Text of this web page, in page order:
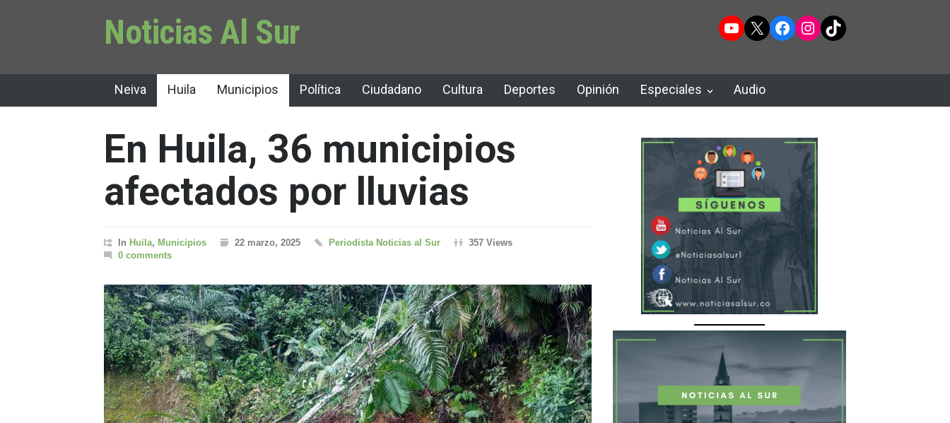
Noticias Al Sur YouTube
X Facebook
Instagram
TikTok
Neiva Huila Municipios Política Ciudadano Cultura Deportes Opinión Especiales Audio
En Huila, 36 municipios
afectados por lluvias
In Huila, Municipios 22 marzo, 2025 Periodista Noticias al Sur
357 Views
0 comments